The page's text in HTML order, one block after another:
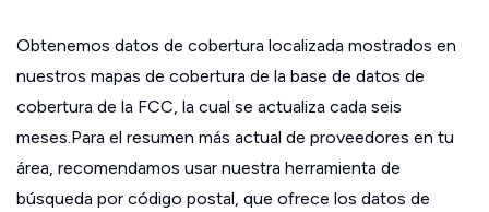
Obtenemos datos de cobertura localizada mostrados en
nuestros mapas de cobertura de la base de datos de
cobertura de la FCC, la cual se actualiza cada seis
meses.Para el resumen más actual de proveedores en tu
área, recomendamos usar nuestra herramienta de
búsqueda por código postal, que ofrece los datos de